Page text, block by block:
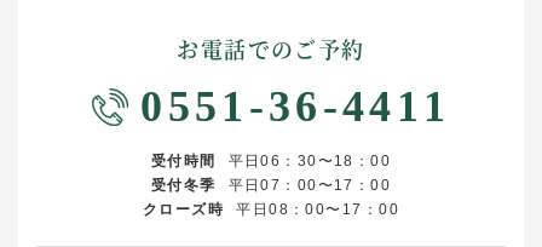
お電話でのご予約
0551-36-4411
受付時間
平日06：30〜18：00
受付冬季
平日07：00〜17：00
クローズ時
平日08：00〜17：00